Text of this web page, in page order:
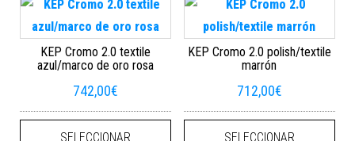
KEP Cromo 2.0 textile
azul/marco de oro rosa
742,00€
SELECCIONAR
Este producto tiene múltiples
KEP Cromo 2.0 polish/textile
marrón
712,00€
SELECCIONAR